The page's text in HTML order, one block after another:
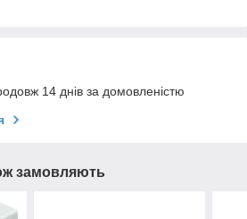
14 днів за домовленістю
замовляють